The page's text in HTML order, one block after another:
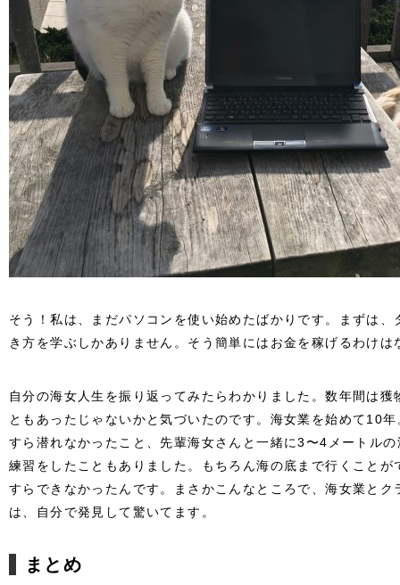
そう！私は、まだパソコンを使い始めたばかりです。まずは
き方を学ぶしかありません。そう簡単にはお金を稼げるわけは
自分の海女人生を振り返ってみたらわかりました。数年間は
ともあったじゃないかと気づいたのです。海女業を始めて10
すら潜れなかったこと、先輩海女さんと一緒に3〜4メートル
練習をしたこともありました。もちろん海の底まで行くこと
すらできなかったんです。まさかこんなところで、海女業と
は、自分で発見して驚いてます。
まとめ